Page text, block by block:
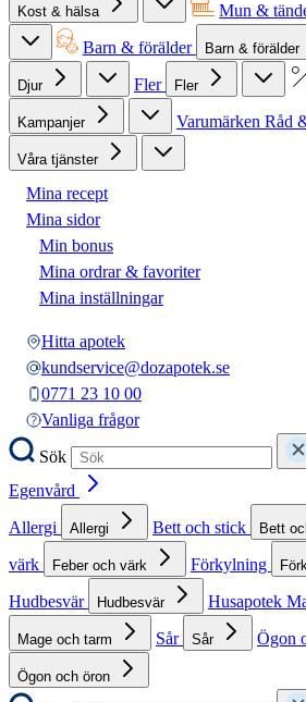
Kost & hälsa Mun &
Barn & förälder Barn & förälder
Djur Fler Fler
Kampanjer Varumärken Råd
Våra tjänster
Mina recept
Mina sidor
Min bonus
Mina ordrar & favoriter
Mina inställningar
Hitta apotek
kundservice@dozapotek.se
0771 23 10 00
Vanliga frågor
Sök
Egenvård
Allergi
Allergi Bett och stick Bett
värk
Feber och värk Förkylning
Hudbesvär
Hudbesvär Husapotek
Mage och tarm Sår Sår Ögon
Ögon och öron